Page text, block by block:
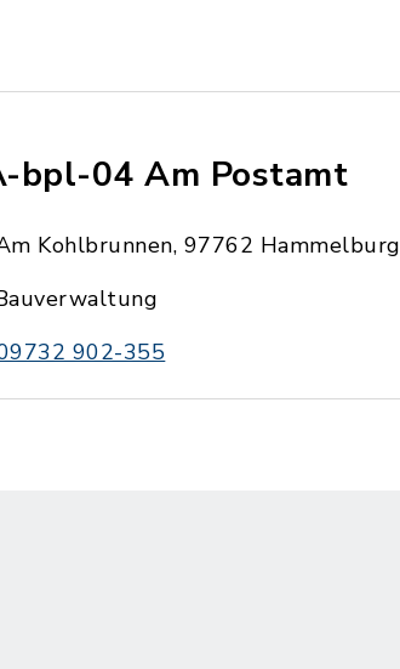
bpl-04 Am Postamt
Kohlbrunnen, 97762 Hammelburg
902-355